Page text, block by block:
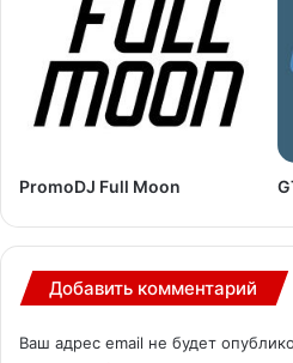
PromoDJ Full Moon
Добавить комментарий
Ваш адрес email не будет